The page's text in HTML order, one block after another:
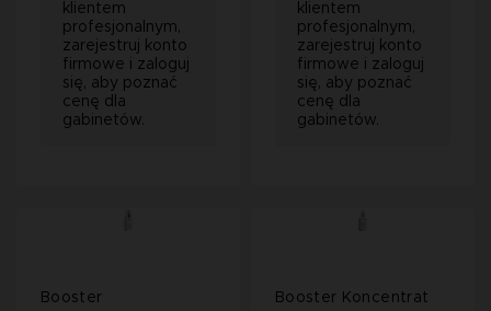
klientem
profesjonalnym,
zarejestruj konto
firmowe i zaloguj
się, aby poznać
cenę dla
gabinetów.
klientem
profesjonalnym,
zarejestruj konto
firmowe i zaloguj
się, aby poznać
cenę dla
gabinetów.
Booster
Booster Koncentrat